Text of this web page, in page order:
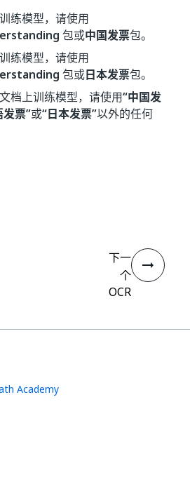
练模型，请使用
包或中国发票包。
练模型，请使用
包或日本发票包。
档上训练模型，请使用“中国发
票”或“日本发票”以外的任何
下一
个
OCR
Academy